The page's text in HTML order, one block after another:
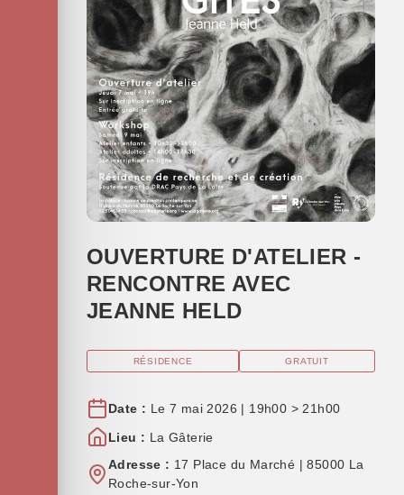
OUVERTURE D'ATELIER -
RENCONTRE AVEC
JEANNE HELD
RÉSIDENCE GRATUIT
Date : Le 7 mai 2026 | 19h00 > 21h00
Lieu : La Gâterie
Adresse : 17 Place du Marché | 85000 La
Roche-sur-Yon